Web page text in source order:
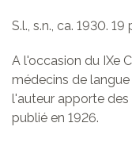
S.l., s.n., ca. 1930. 19
A l'occasion du IXe
médecins de
l'auteur apporte
publié en 1926.